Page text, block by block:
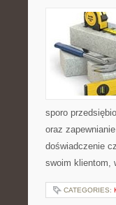
sporo
oraz
doświadczenie
swoim klientom,
CATEGORIES: